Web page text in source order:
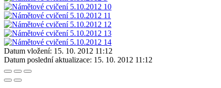
Datum vložení: 15. 10. 2012 11:12
Datum poslední aktualizace: 15. 10. 2012 11:12